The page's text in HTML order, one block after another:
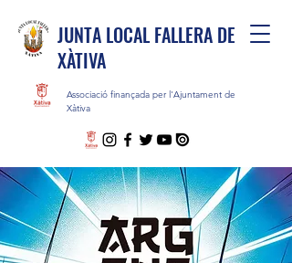
JUNTA LOCAL FALLERA DE
XÀTIVA
Associació finançada per l'Ajuntament de
Xàtiva